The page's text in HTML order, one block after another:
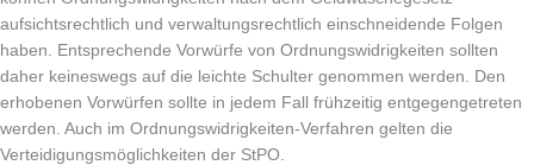
aufsichtsrechtlich und verwaltungsrechtlich einschneidende Folgen
haben. Entsprechende Vorwürfe von Ordnungswidrigkeiten sollten
daher keineswegs auf die leichte Schulter genommen werden. Den
erhobenen Vorwürfen sollte in jedem Fall frühzeitig entgegengetreten
werden. Auch im Ordnungswidrigkeiten-Verfahren gelten die
Verteidigungsmöglichkeiten der StPO.